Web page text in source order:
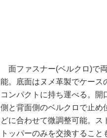
面ファスナー(ベルクロ)で
能。底面はヌメ革製でケース
コンパクトに持ち運べる。
側と背面側のベルクロで止め
どに合わせて微調整可能。
トッパーのみを交換すること